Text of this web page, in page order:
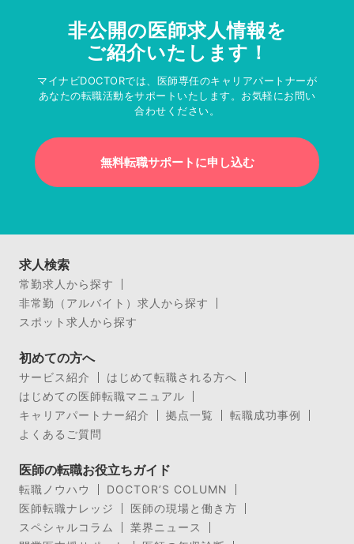
非公開の医師求人情報を
ご紹介いたします！
マイナビDOCTORでは、医師専任のキャリアパートナーが
あなたの転職活動をサポートいたします。お気軽にお問い
合わせください。
無料転職サポートに申し込む
求人検索
常勤求人から探す
非常勤（アルバイト）求人から探す
スポット求人から探す
初めての方へ
サービス紹介
はじめて転職される方へ
はじめての医師転職マニュアル
キャリアパートナー紹介
拠点一覧
転職成功事例
よくあるご質問
医師の転職お役立ちガイド
転職ノウハウ
DOCTOR’S COLUMN
医師転職ナレッジ
医師の現場と働き方
スペシャルコラム
業界ニュース